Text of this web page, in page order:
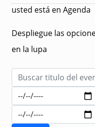
usted está en Agenda
Despliegue las
en la lupa